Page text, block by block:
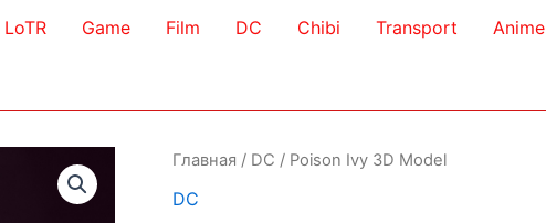
LoTR Game Film DC Chibi Transport Anime
Главная / DC / Poison Ivy 3D Model
DC